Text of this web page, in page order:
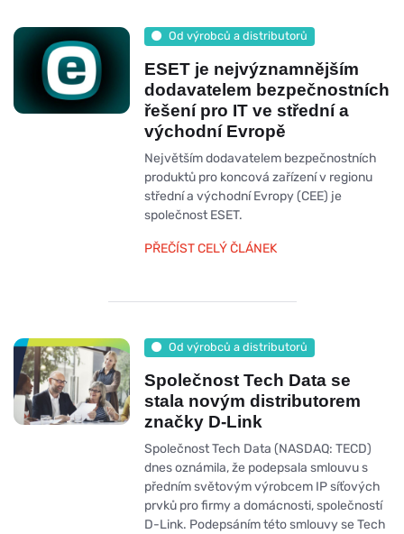
Od výrobců a distributorů
ESET je nejvýznamnějším
dodavatelem bezpečnostních
řešení pro IT ve střední a
východní Evropě
Největším dodavatelem bezpečnostních
produktů pro koncová zařízení v regionu
střední a východní Evropy (CEE) je
společnost ESET.
PŘEČÍST CELÝ ČLÁNEK
Od výrobců a distributorů
Společnost Tech Data se
stala novým distributorem
značky D-Link
Společnost Tech Data (NASDAQ: TECD)
dnes oznámila, že podepsala smlouvu s
předním světovým výrobcem IP síťových
prvků pro firmy a domácnosti, společností
D-Link. Podepsáním této smlouvy se Tech